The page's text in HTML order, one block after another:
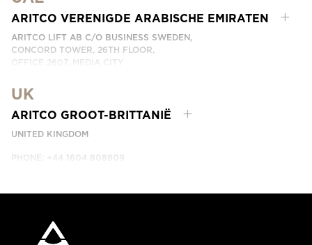
NEEM CONTACT MET ONS OP
ARITCO VERENIGDE ARABISCHE EMIRATEN
ARITCO LIFT AB C/O BUSINESS SWEDEN,
CONCORD TOWER, 26TH FLOOR,
OFFICE 2607, MEDIA CITY
NEEM CONTACT MET ONS OP
UK
ARITCO GROOT-BRITTANIË
UNITED KINGDOM
PHONE: +44 1604 808809